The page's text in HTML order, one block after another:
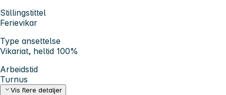
Stillingstittel
Ferievikar
Type ansettelse
Vikariat, heltid 100%
Arbeidstid
Turnus
Vis flere detaljer